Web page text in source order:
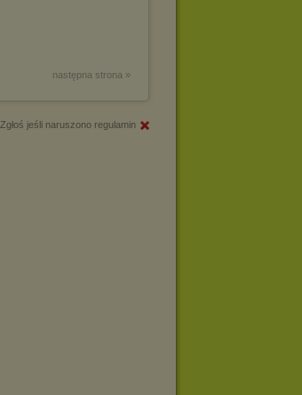
następna strona »
Zgłoś jeśli naruszono regulamin